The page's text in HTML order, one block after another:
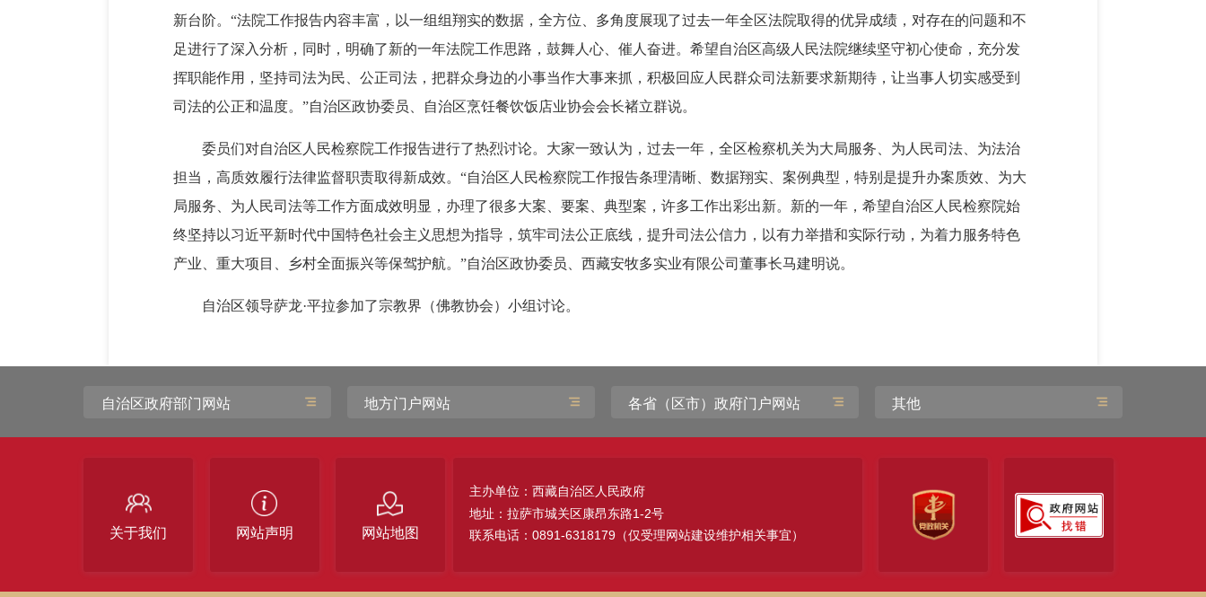
新台阶。“法院工作报告内容丰富，以一组组翔实的数据，全方位、多角度展现了过去一年全区法院取得的优异成绩，对存在的问题和不
足进行了深入分析，同时，明确了新的一年法院工作思路，鼓舞人心、催人奋进。希望自治区高级人民法院继续坚守初心使命，充分发
挥职能作用，坚持司法为民、公正司法，把群众身边的小事当作大事来抓，积极回应人民群众司法新要求新期待，让当事人切实感受到
司法的公正和温度。”自治区政协委员、自治区烹饪餐饮饭店业协会会长褚立群说。
委员们对自治区人民检察院工作报告进行了热烈讨论。大家一致认为，过去一年，全区检察机关为大局服务、为人民司法、为法治
担当，高质效履行法律监督职责取得新成效。“自治区人民检察院工作报告条理清晰、数据翔实、案例典型，特别是提升办案质效、为大
局服务、为人民司法等工作方面成效明显，办理了很多大案、要案、典型案，许多工作出彩出新。新的一年，希望自治区人民检察院始
终坚持以习近平新时代中国特色社会主义思想为指导，筑牢司法公正底线，提升司法公信力，以有力举措和实际行动，为着力服务特色
产业、重大项目、乡村全面振兴等保驾护航。”自治区政协委员、西藏安牧多实业有限公司董事长马建明说。
自治区领导萨龙·平拉参加了宗教界（佛教协会）小组讨论。
自治区政府部门网站 地方门户网站 各省（区市）政府门户网站 其他
关于我们 网站声明 网站地图
主办单位：西藏自治区人民政府
地址：拉萨市城关区康昂东路1-2号
联系电话：0891-6318179（仅受理网站建设维护相关事宜）